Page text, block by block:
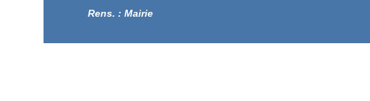
Rens. : Mairie